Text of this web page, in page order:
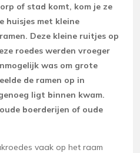
of stad komt, kom je ze
huisjes met kleine
Deze kleine ruitjes op
roedes werden vroeger
was om grote
de ramen op in
ligt binnen kwam.
boerderijen of oude
vaak op het raam